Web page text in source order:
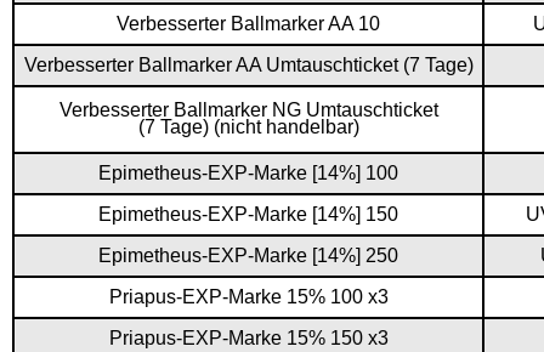
Verbesserter Ballmarker AA 10
Verbesserter Ballmarker AA Umtauschticket (7 Tage)
Verbesserter Ballmarker NG Umtauschticket
(7 Tage) (nicht handelbar)
Epimetheus-EXP-Marke [14%] 100
Epimetheus-EXP-Marke [14%] 150
Epimetheus-EXP-Marke [14%] 250
Priapus-EXP-Marke 15% 100 x3
Priapus-EXP-Marke 15% 150 x3